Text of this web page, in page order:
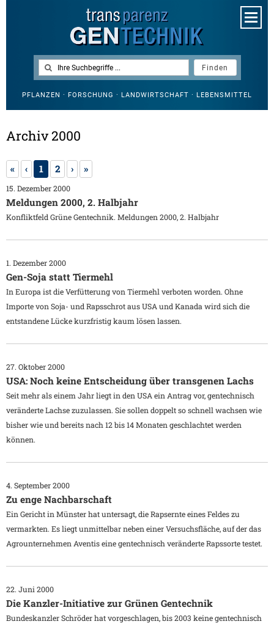
PFLANZEN · FORSCHUNG · LANDWIRTSCHAFT · LEBENSMITTEL
Archiv 2000
« ‹ 1 2 › »
15. Dezember 2000
Meldungen 2000, 2. Halbjahr
Konfliktfeld Grüne Gentechnik. Meldungen 2000, 2. Halbjahr
1. Dezember 2000
Gen-Soja statt Tiermehl
In Europa ist die Verfütterung von Tiermehl verboten worden. Ohne
Importe von Soja- und Rapsschrot aus USA und Kanada wird sich die
entstandene Lücke kurzfristig kaum lösen lassen.
27. Oktober 2000
USA: Noch keine Entscheidung über transgenen Lachs
Seit mehr als einem Jahr liegt in den USA ein Antrag vor, gentechnisch
veränderte Lachse zuzulassen. Sie sollen doppelt so schnell wachsen wie
bisher wie und bereits nach 12 bis 14 Monaten geschlachtet werden
können.
4. September 2000
Zu enge Nachbarschaft
Ein Gericht in Münster hat untersagt, die Rapsernte eines Feldes zu
vermarkten. Es liegt unmittelbar neben einer Versuchsfläche, auf der das
Agrounternehmen Aventis eine gentechnisch veränderte Rapssorte testet.
22. Juni 2000
Die Kanzler-Initiative zur Grünen Gentechnik
Bundeskanzler Schröder hat vorgeschlagen, bis 2003 keine gentechnisch